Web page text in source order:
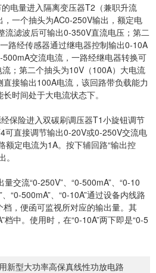
电量进入隔离变压器T2（兼职升流
一个抽头为AC0-250V输出，额定电
流滤波后可输出0-350V直流电压；第二
路经传感器通过继电器控制输出0-10A
交流电流，一路经继电器转换可
；第二个抽头为10V（100A）大电流
接输出100A电流，该回路带负载能力
时间处于大电流状态下。
保险进入双碳刷调压器T1小旋钮调节
可直接调节输出0-20V或0-250V交流电
额定电流为1A。按下辅回路“输出控
交流“0-250V”、“0-500mA”、“0-10
“0-500mA”、“0-10A”通过设备内线路
，便函可监视所对应的输出量。其
档中。使用时，在“0-10A”两下即是“0-5
新型大功率高保真线性功放电路